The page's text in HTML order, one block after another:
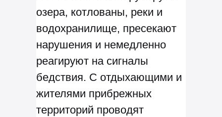
озера, котлованы, реки и
водохранилище, пресекают
нарушения и немедленно
реагируют на сигналы
бедствия. С отдыхающими и
жителями прибрежных
территорий проводят